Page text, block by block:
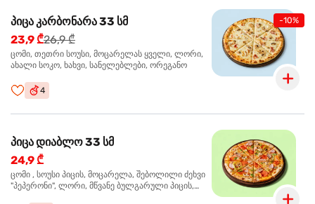
-10%
პიცა კარბონარა 33 სმ
23,9 ₾26,9 ₾
ცომი, თეთრი სოუსი, მოცარელას ყველი, ლორი,
ახალი სოკო, ხახვი, სანელებლები, ორეგანო
4
პიცა დიაბლო 33 სმ
24,9 ₾
ცომი , სოუსი პიცის, მოცარელა, შებოლილი ძეხვი
"პეპერონი", ლორი, მწვანე ბულგარული პიცის,